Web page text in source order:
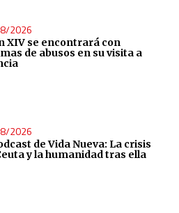
2026
XIV se encontrará con
de abusos en su visita a
2026
de Vida Nueva: La crisis
y la humanidad tras ella